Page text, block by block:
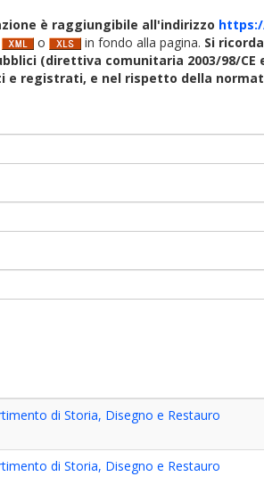
è raggiungibile all'indirizzo
o in fondo alla pagina. Si
(direttiva comunitaria 2003/98/
registrati, e nel rispetto della
di Storia, Disegno e Restauro
di Storia, Disegno e Restauro